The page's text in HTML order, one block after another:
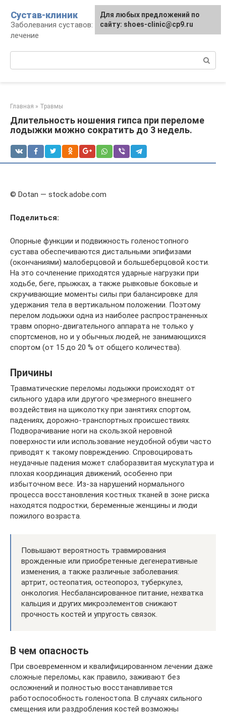
контенту
Сустав-клиник
Заболевания суставов: профилактика и
лечение
Главная » Травмы
Длительность ношения гипса при переломе
лодыжки можно сократить до 3 недель.
© Dotan — stock.adobe.com
Поделиться:
Опорные функции и подвижность голеностопного
сустава обеспечиваются дистальными эпифизами
(окончаниями) малоберцовой и большеберцовой кости.
На это сочленение приходятся ударные нагрузки при
ходьбе, беге, прыжках, а также рывковые боковые и
скручивающие моменты силы при балансировке для
удержания тела в вертикальном положении. Поэтому
перелом лодыжки одна из наиболее распространенных
травм опорно-двигательного аппарата не только у
спортсменов, но и у обычных людей, не занимающихся
спортом (от 15 до 20 % от общего количества).
Причины
Травматические переломы лодыжки происходят от
сильного удара или другого чрезмерного внешнего
воздействия на щиколотку при занятиях спортом,
падениях, дорожно-транспортных происшествиях.
Подворачивание ноги на скользкой неровной
поверхности или использование неудобной обуви часто
приводят к такому повреждению. Спровоцировать
неудачные падения может слаборазвитая мускулатура и
плохая координация движений, особенно при
избыточном весе. Из-за нарушений нормального
процесса восстановления костных тканей в зоне риска
находятся подростки, беременные женщины и люди
пожилого возраста.
Повышают вероятность травмирования
врожденные или приобретенные дегенеративные
изменения, а также различные заболевания:
артрит, остеопатия, остеопороз, туберкулез,
онкология. Несбалансированное питание, нехватка
кальция и других микроэлементов снижают
прочность костей и упругость связок.
В чем опасность
При своевременном и квалифицированном лечении даже
сложные переломы, как правило, заживают без
осложнений и полностью восстанавливается
работоспособность голеностопа. В случаях сильного
смещения или раздробления костей возможны
Для любых предложений по
сайту: shoes-clinic@cp9.ru